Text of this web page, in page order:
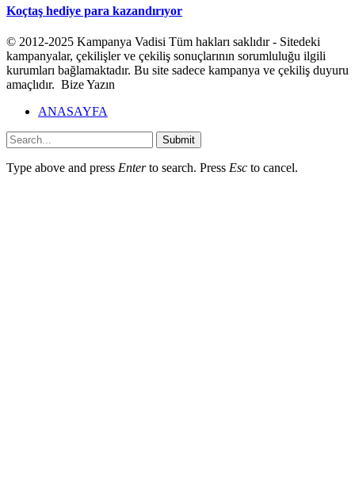
Koçtaş hediye para kazandırıyor
© 2012-2025 Kampanya Vadisi Tüm hakları saklıdır - Sitedeki
kampanyalar, çekilişler ve çekiliş sonuçlarının sorumluluğu ilgili
kurumları bağlamaktadır. Bu site sadece kampanya ve çekiliş duyuru
amaçlıdır. Bize Yazın
ANASAYFA
Submit
Type above and press Enterto search. Press Esc to cancel.